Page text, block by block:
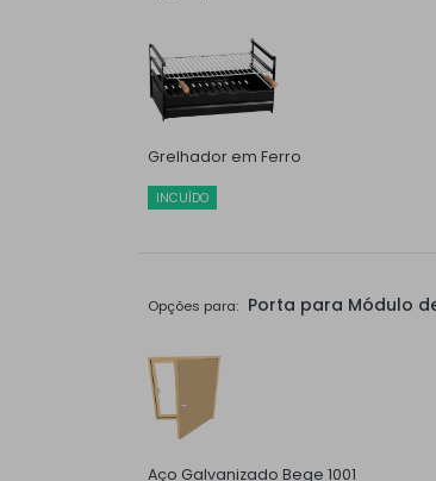
Grelhador em Ferro
INCUÍDO
Opções para: Porta para Módulo
Aço Galvanizado Bege 1001